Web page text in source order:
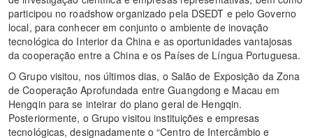
participou no roadshow organizado pela DSEDT e pelo Governo
local, para conhecer em conjunto o ambiente de inovação
tecnológica do Interior da China e as oportunidades vantajosas
da cooperação entre a China e os Países de Língua Portuguesa.
O Grupo visitou, nos últimos dias, o Salão de Exposição da Zona
de Cooperação Aprofundada entre Guangdong e Macau em
Hengqin para se inteirar do plano geral de Hengqin.
Posteriormente, o Grupo visitou instituições e empresas
tecnológicas, designadamente o “Centro de Intercâmbio e